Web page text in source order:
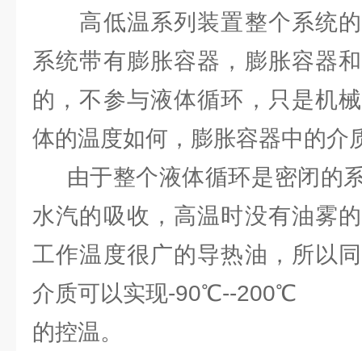
高低温系列装置整个系统的
系统带有膨胀容器，膨胀容器
的，不参与液体循环，只是机
体的温度如何，膨胀容器中的介
由于整个液体循环是密闭的
水汽的吸收，高温时没有油雾
工作温度很广的导热油，所以
介质可以实现-90℃--200℃
的控温。